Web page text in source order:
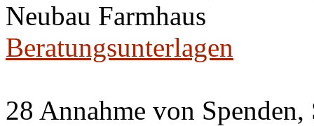
Neubau Farmhaus
Beratungsunterlagen
28 Annahme von